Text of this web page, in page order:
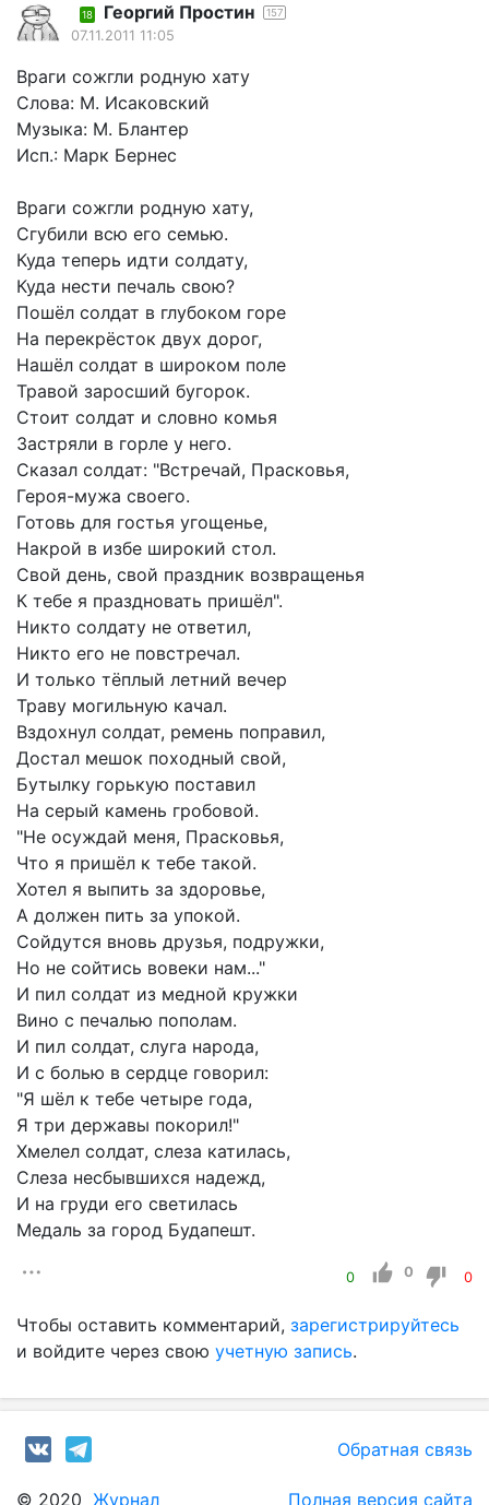
18 Георгий Простин 157
07.11.2011 11:05
Враги сожгли родную хату
Слова: М. Исаковский
Музыка: М. Блантер
Исп.: Марк Бернес
Враги сожгли родную хату,
Сгубили всю его семью.
Куда теперь идти солдату,
Куда нести печаль свою?
Пошёл солдат в глубоком горе
На перекрёсток двух дорог,
Нашёл солдат в широком поле
Травой заросший бугорок.
Стоит солдат и словно комья
Застряли в горле у него.
Сказал солдат: "Встречай, Прасковья,
Героя-мужа своего.
Готовь для гостья угощенье,
Накрой в избе широкий стол.
Свой день, свой праздник возвращенья
К тебе я праздновать пришёл".
Никто солдату не ответил,
Никто его не повстречал.
И только тёплый летний вечер
Траву могильную качал.
Вздохнул солдат, ремень поправил,
Достал мешок походный свой,
Бутылку горькую поставил
На серый камень гробовой.
"Не осуждай меня, Прасковья,
Что я пришёл к тебе такой.
Хотел я выпить за здоровье,
А должен пить за упокой.
Сойдутся вновь друзья, подружки,
Но не сойтись вовеки нам..."
И пил солдат из медной кружки
Вино с печалью пополам.
И пил солдат, слуга народа,
И с болью в сердце говорил:
"Я шёл к тебе четыре года,
Я три державы покорил!"
Хмелел солдат, слеза катилась,
Слеза несбывшихся надежд,
И на груди его светилась
Медаль за город Будапешт.
0 0 0
Чтобы оставить комментарий, зарегистрируйтесь
и войдите через свою учетную запись.
Обратная связь
© 2020 Журнал Полная версия сайта